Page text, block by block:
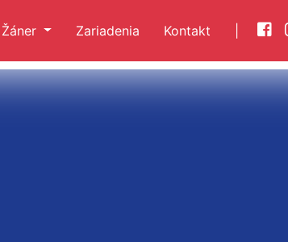
Žáner Zariadenia Kontakt